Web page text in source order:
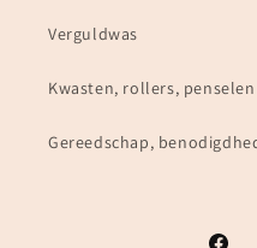
Verguldwas
Kwasten, rollers, penselen
Gereedschap,